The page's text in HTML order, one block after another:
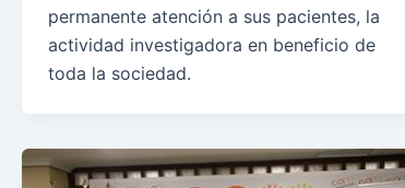
permanente atención a sus pacientes, la
actividad investigadora en beneficio de
toda la sociedad.